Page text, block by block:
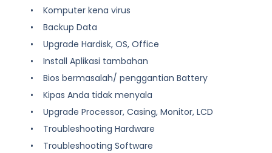
• Komputer kena virus
• Backup Data
• Upgrade Hardisk, OS, Office
• Install Aplikasi tambahan
• Bios bermasalah/ penggantian Battery
• Kipas Anda tidak menyala
• Upgrade Processor, Casing, Monitor, LCD
• Troubleshooting Hardware
• Troubleshooting Software